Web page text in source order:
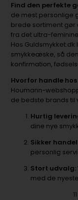
Find den perfekte
de mest personlige
brede sortiment gør
fra det ultra-
Hos
smykkeæske, så
konfirmation,
Hvorfor handle
Houmann-
de bedste brands til
Hurtig
dine nye
Sikker
personlig
Stort udvalg:
med de
11